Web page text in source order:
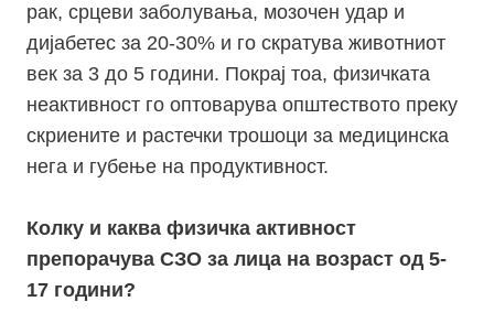
рак, срцеви заболувања, мозочен удар и
дијабетес за 20-30% и го скратува животниот
век за 3 до 5 години. Покрај тоа, физичката
неактивност го оптоварува општеството преку
скриените и растечки трошоци за медицинска
нега и губење на продуктивност.
Колку и каква физичка активност
препорачува СЗО за лица на возраст од 5-
17 години?